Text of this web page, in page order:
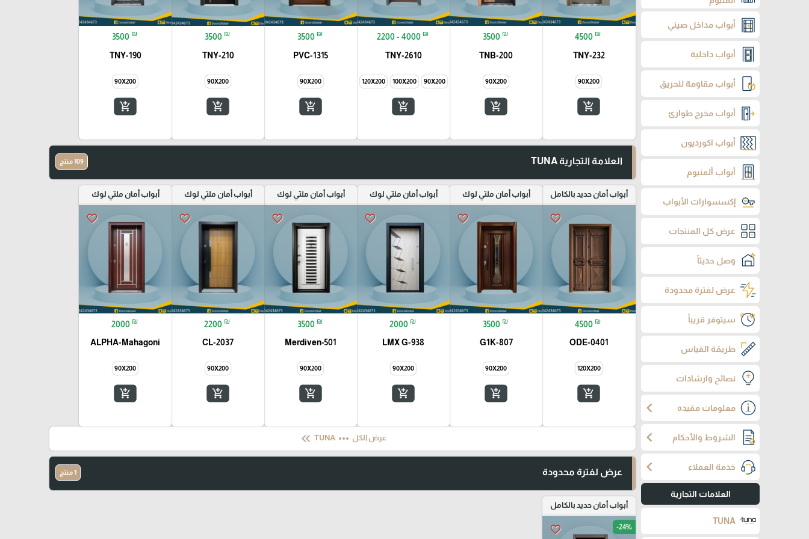
أبواب مداخل صيني
أبواب داخلية
أبواب مقاومة للحريق
أبواب مخرج طوارئ
أبواب اكورديون
أبواب ألمنيوم
إكسسوارات الأبواب
عرض كل المنتجات
وصل حديثاً
عرض لفترة محدودة
سيتوفر قريباً
طريقة القياس
نصائح وارشادات
معلومات مفيده chevron_left
الشروط والأحكام chevron_left
خدمة العملاء chevron_left
العلامات التجارية
TUNA
4500 ₪
TNY-232
90X200
add_shopping_cart
3500 ₪
TNB-200
90X200
add_shopping_cart
2200 - 4000 ₪
TNY-2610
90X200
100X200
120X200
add_shopping_cart
3500 ₪
PVC-1315
90X200
add_shopping_cart
3500 ₪
TNY-210
90X200
add_shopping_cart
3500 ₪
TNY-190
90X200
add_shopping_cart
العلامة التجارية TUNA 109 منتج
أبواب أمان حديد بالكامل
favorite_border
4500 ₪
ODE-0401
120X200
add_shopping_cart
أبواب أمان ملتي لوك
favorite_border
3500 ₪
G1K-807
90X200
add_shopping_cart
أبواب أمان ملتي لوك
favorite_border
2000 ₪
LMX G-938
90X200
add_shopping_cart
أبواب أمان ملتي لوك
favorite_border
3500 ₪
Merdiven-501
90X200
add_shopping_cart
أبواب أمان ملتي لوك
favorite_border
2200 ₪
CL-2037
90X200
add_shopping_cart
أبواب أمان ملتي لوك
favorite_border
2000 ₪
ALPHA-Mahagoni
90X200
add_shopping_cart
عرض الكل more_horiz
TUNA
keyboard_double_arrow_left
عرض لفترة محدودة 1 منتج
أبواب أمان حديد بالكامل
favorite_border -24%